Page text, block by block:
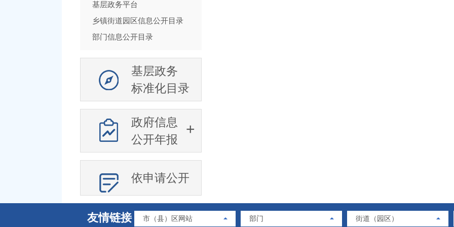
基层政务平台
乡镇街道园区信息公开目录
部门信息公开目录
基层政务
标准化目录
政府信息
公开年报
依申请公开
友情链接 市（县）区网站 部门 街道（园区）